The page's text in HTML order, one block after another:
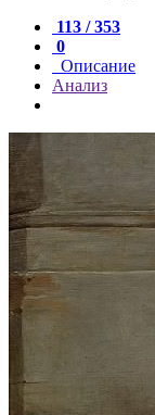
113 / 353
0
Описание
Анализ